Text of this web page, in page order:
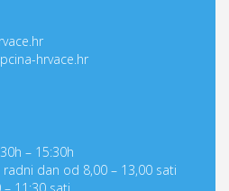
hrvace.hr
– 15:30h
dan od 8,00 – 13,00 sati